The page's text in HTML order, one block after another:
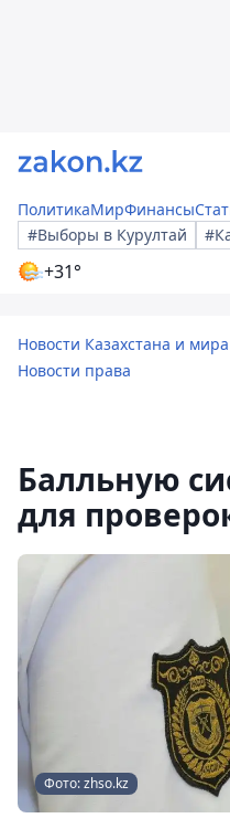
ПолитикаМирФинансы
#Выборы в Курултай
+31°
Новости Казахстана и
Новости права
Балльную
для
Фото: zhso.kz